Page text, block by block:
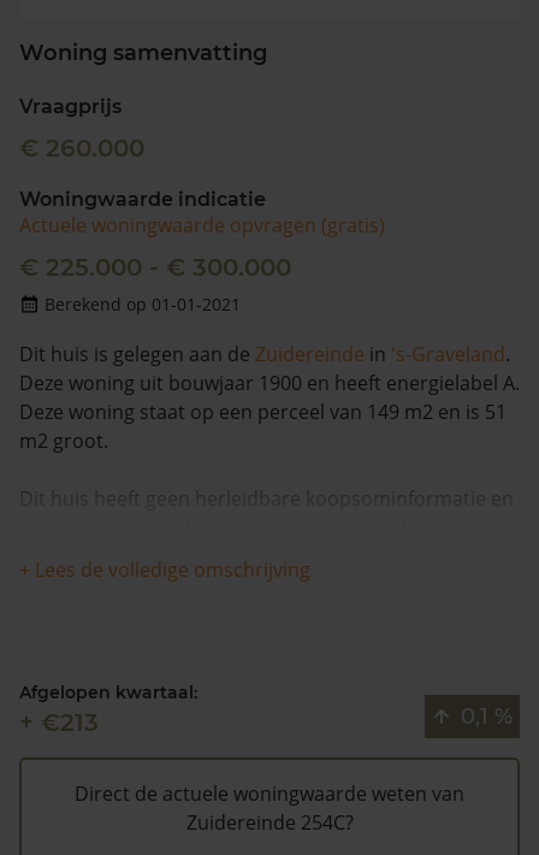
Woning samenvatting
Vraagprijs
€ 260.000
Woningwaarde indicatie
Actuele woningwaarde opvragen (gratis)
€ 225.000 - € 300.000
Berekend op 01-01-2021
Dit huis is gelegen aan de Zuidereinde in 's-Graveland.
Deze woning uit bouwjaar 1900 en heeft energielabel A.
Deze woning staat op een perceel van 149 m2 en is 51
m2 groot.
Dit huis heeft geen herleidbare koopsominformatie en
waarde gestegen. De woning is sinds 1993
waarschijnlijk niet meer verkocht.
gemeentelijke belastingen. Met het
gratis WOZ alarm
bent u elk jaar op de hoogte van uw laatste WOZ
waarde en kansen op besparing. Schrijf uhiergratis in.
+ Lees de volledige omschrijving
Afgelopen kwartaal:
+ €213 0,1 %
Direct de actuele woningwaarde weten van
Zuidereinde 254C?